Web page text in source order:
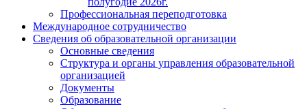
Профессиональная переподготовка
Международное сотрудничество
Сведения об образовательной организации
Основные сведения
Структура и органы управления образовательной
организацией
Документы
Образование